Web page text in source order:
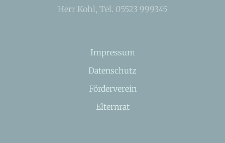
Herr Kohl, Tel. 05523 999345
Impressum
Datenschutz
Förderverein
Elternrat